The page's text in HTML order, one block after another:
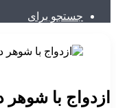
جستجو برای
با شوهر